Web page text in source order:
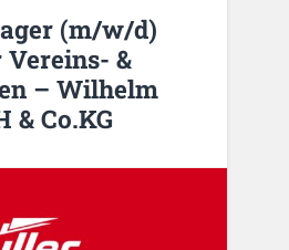
(m/w/d)
&
– Wilhelm
& Co.KG